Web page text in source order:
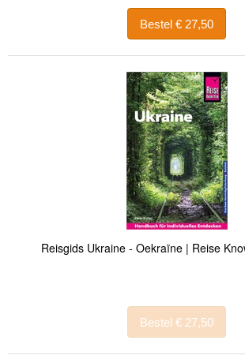
Bestel € 27,50
Reisgids Ukraine - Oekraïne | Reise
Bestel € 27,50